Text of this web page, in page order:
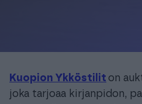
Kuopion Ykköstilit on
joka tarjoaa kirjanpidon,